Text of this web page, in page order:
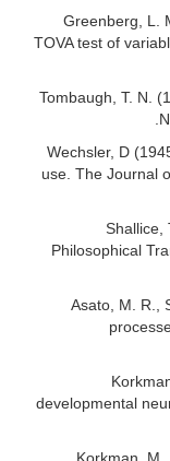
Greenberg, L.
TOVA test of
Tombaugh, T. N.
Wechsler, D
use. The Journal
Shallice,
Philosophical
Asato, M. R.,
developmental